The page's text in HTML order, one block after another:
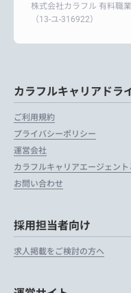
株式会社カラフル 有料職
（13-ユ-316922）
カラフルキャリアドラ
ご利用規約
プライバシーポリシー
運営会社
カラフルキャリアエージェント
お問い合わせ
採用担当者向け
求人掲載をご検討の方へ